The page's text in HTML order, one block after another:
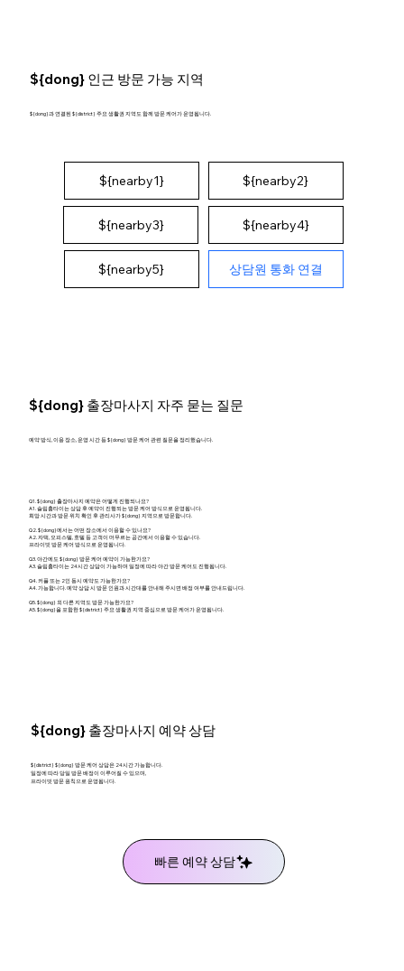
${dong} 인근 방문 가능 지역
${dong}과 연결된 ${district} 주요 생활권 지역도 함께 방문 케어가 운영됩니다.
${nearby1} ${nearby2}
${nearby3} ${nearby4}
${nearby5} 상담원 통화 연결
${dong} 출장마사지 자주 묻는 질문
예약 방식, 이용 장소, 운영 시간 등 ${dong} 방문 케어 관련 질문을 정리했습니다.
Q1. ${dong} 출장마사지 예약은 어떻게 진행되나요?
A1. 슬림홈타이는 상담 후 예약이 진행되는 방문 케어 방식으로 운영됩니다.
희망 시간과 방문 위치 확인 후 관리사가 ${dong} 지역으로 방문합니다.
Q2. ${dong}에서는 어떤 장소에서 이용할 수 있나요?
A2. 자택, 오피스텔, 호텔 등 고객이 머무르는 공간에서 이용할 수 있습니다.
프라이빗 방문 케어 방식으로 운영됩니다.
Q3. 야간에도 ${dong} 방문 케어 예약이 가능한가요?
A3. 슬림홈타이는 24시간 상담이 가능하며 일정에 따라 야간 방문 케어도 진행됩니다.
Q4. 커플 또는 2인 동시 예약도 가능한가요?
A4. 가능합니다. 예약 상담 시 방문 인원과 시간대를 안내해 주시면 배정 여부를 안내드립니다.
Q5. ${dong} 외 다른 지역도 방문 가능한가요?
A5. ${dong}을 포함한 ${district} 주요 생활권 지역 중심으로 방문 케어가 운영됩니다.
${dong} 출장마사지 예약 상담
${district} ${dong} 방문 케어 상담은 24시간 가능합니다.
일정에 따라 당일 방문 배정이 이루어질 수 있으며,
프라이빗 방문 원칙으로 운영됩니다.
빠른 예약 상담